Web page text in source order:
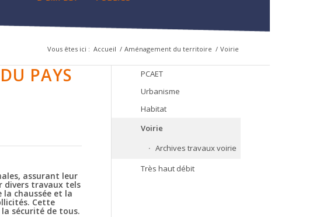
Vous êtes ici : Accueil / Aménagement du territoire / Voirie
PAYS
assurant leur
divers travaux tels
chaussée et la
Cette
sécurité de tous.
PCAET
Urbanisme
Habitat
Voirie
Archives travaux voirie
Très haut débit